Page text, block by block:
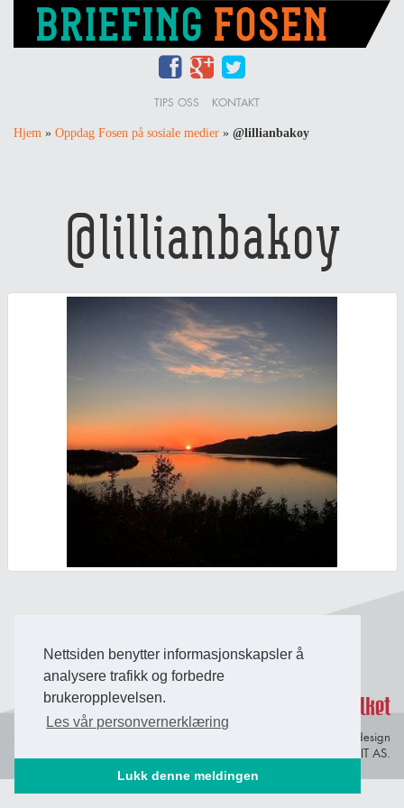
Nettsiden benytter informasjonskapsler å
analysere trafikk og forbedre
brukeropplevelsen.
Les vår personvernerklæring
Lukk denne meldingen
TIPS OSS KONTAKT
Hjem » Oppdag Fosen på sosiale medier » @lillianbakoy
@lillianbakoy
Webdesign
av Lindbak IT AS.